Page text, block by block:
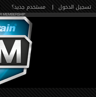
تسجيل الدخول | مستخدم جديد؟